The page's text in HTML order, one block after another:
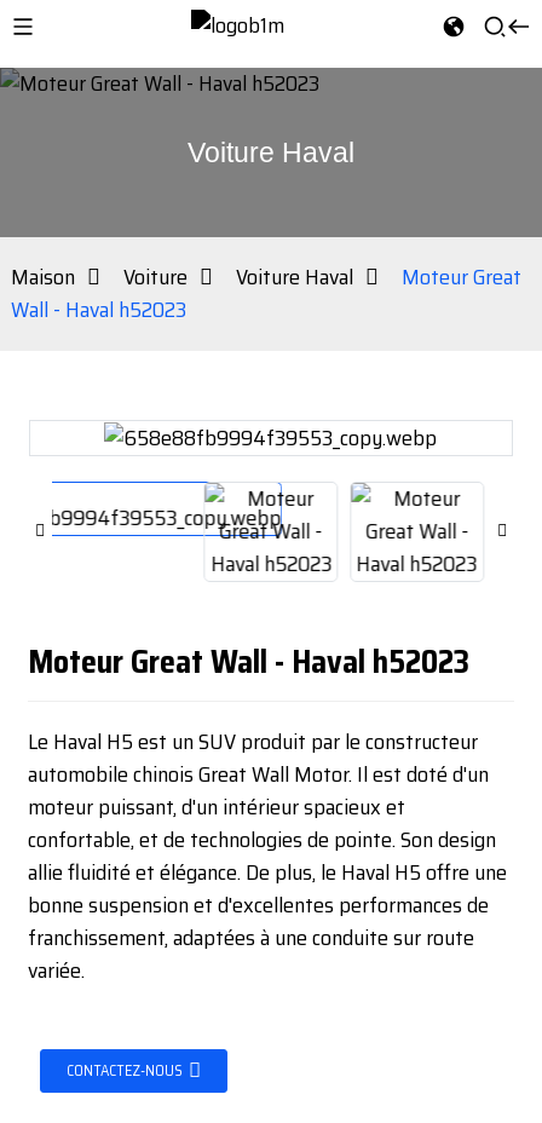
Voiture Haval
Maison Voiture Voiture Haval
Moteur Great
Wall - Haval h52023
Moteur Great Wall - Haval h52023
Le Haval H5 est un SUV produit par le constructeur
automobile chinois Great Wall Motor. Il est doté d'un
moteur puissant, d'un intérieur spacieux et
confortable, et de technologies de pointe. Son design
allie fluidité et élégance. De plus, le Haval H5 offre une
bonne suspension et d'excellentes performances de
franchissement, adaptées à une conduite sur route
variée.
CONTACTEZ-NOUS